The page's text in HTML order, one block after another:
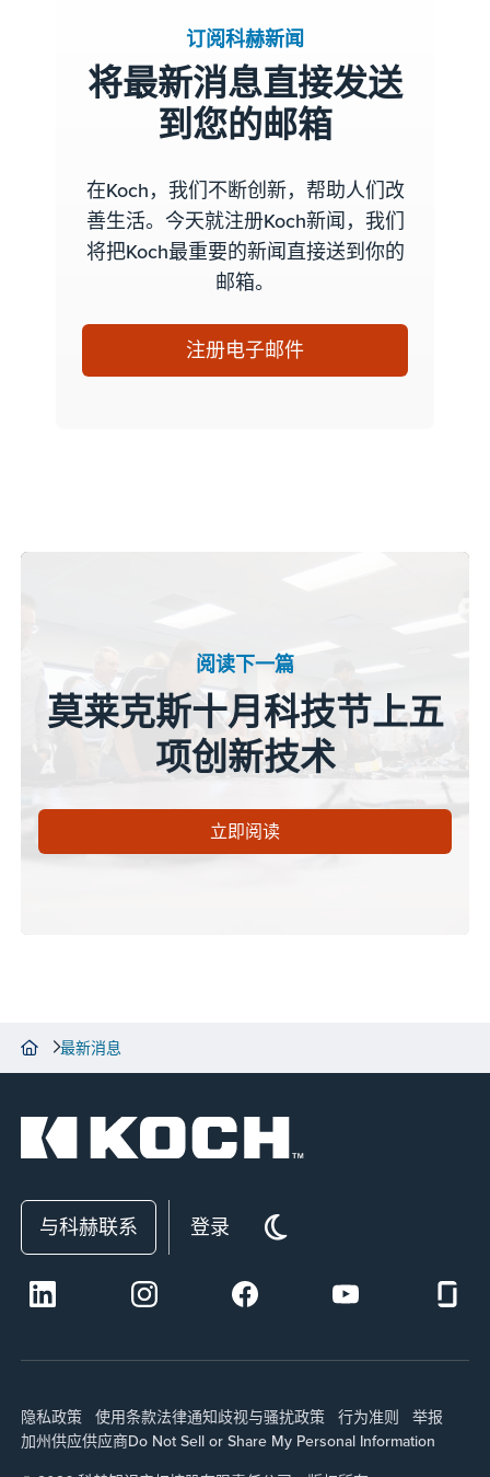
订阅科赫新闻
将最新消息直接发送
到您的邮箱
在Koch，我们不断创新，帮助人们改
善生活。今天就注册Koch新闻，我们
将把Koch最重要的新闻直接送到你的
邮箱。
注册电子邮件
阅读下一篇
莫莱克斯十月科技节上五
项创新技术
立即阅读
最新消息
与科赫联系 登录
隐私政策 使用条款法律通知歧视与骚扰政策 行为准则
举报
加州供应供应商Do Not Sell or Share My Personal Information